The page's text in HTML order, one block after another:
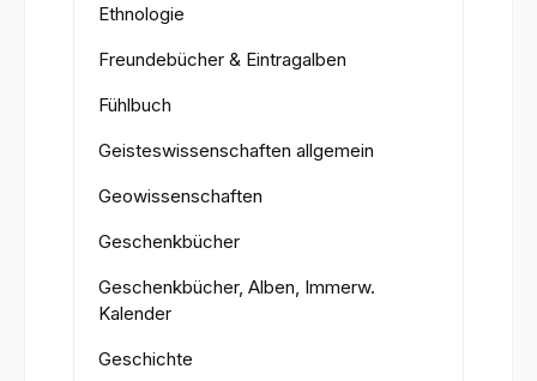
Ethnologie
Freundebücher & Eintragalben
Fühlbuch
Geisteswissenschaften allgemein
Geowissenschaften
Geschenkbücher
Geschenkbücher, Alben, Immerw.
Kalender
Geschichte